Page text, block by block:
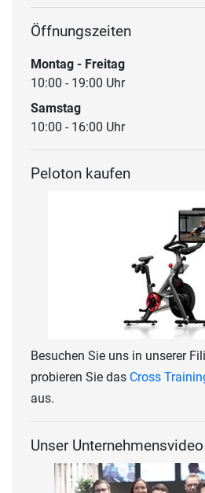
Öffnungszeiten
Montag - Freitag
10:00 - 19:00 Uhr
Samstag
10:00 - 16:00 Uhr
Peloton kaufen
Besuchen Sie uns in unserer
probieren Sie das Cross
aus.
Unser Unternehmensvideo